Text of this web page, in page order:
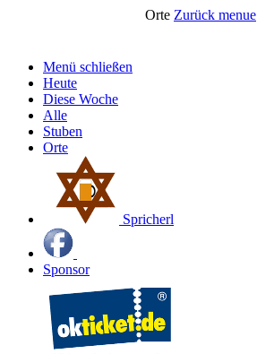
Orte Zurück menue
Menü schließen
Heute
Diese Woche
Alle
Stuben
Orte
Spricherl
Sponsor